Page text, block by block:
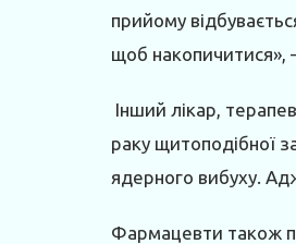
прийому
щоб накопичитися»,
Інший лікар,
раку щитоподібної
ядерного вибуху.
Фармацевти також